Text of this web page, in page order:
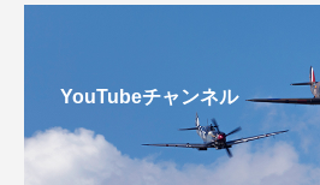
YouTubeチャンネル